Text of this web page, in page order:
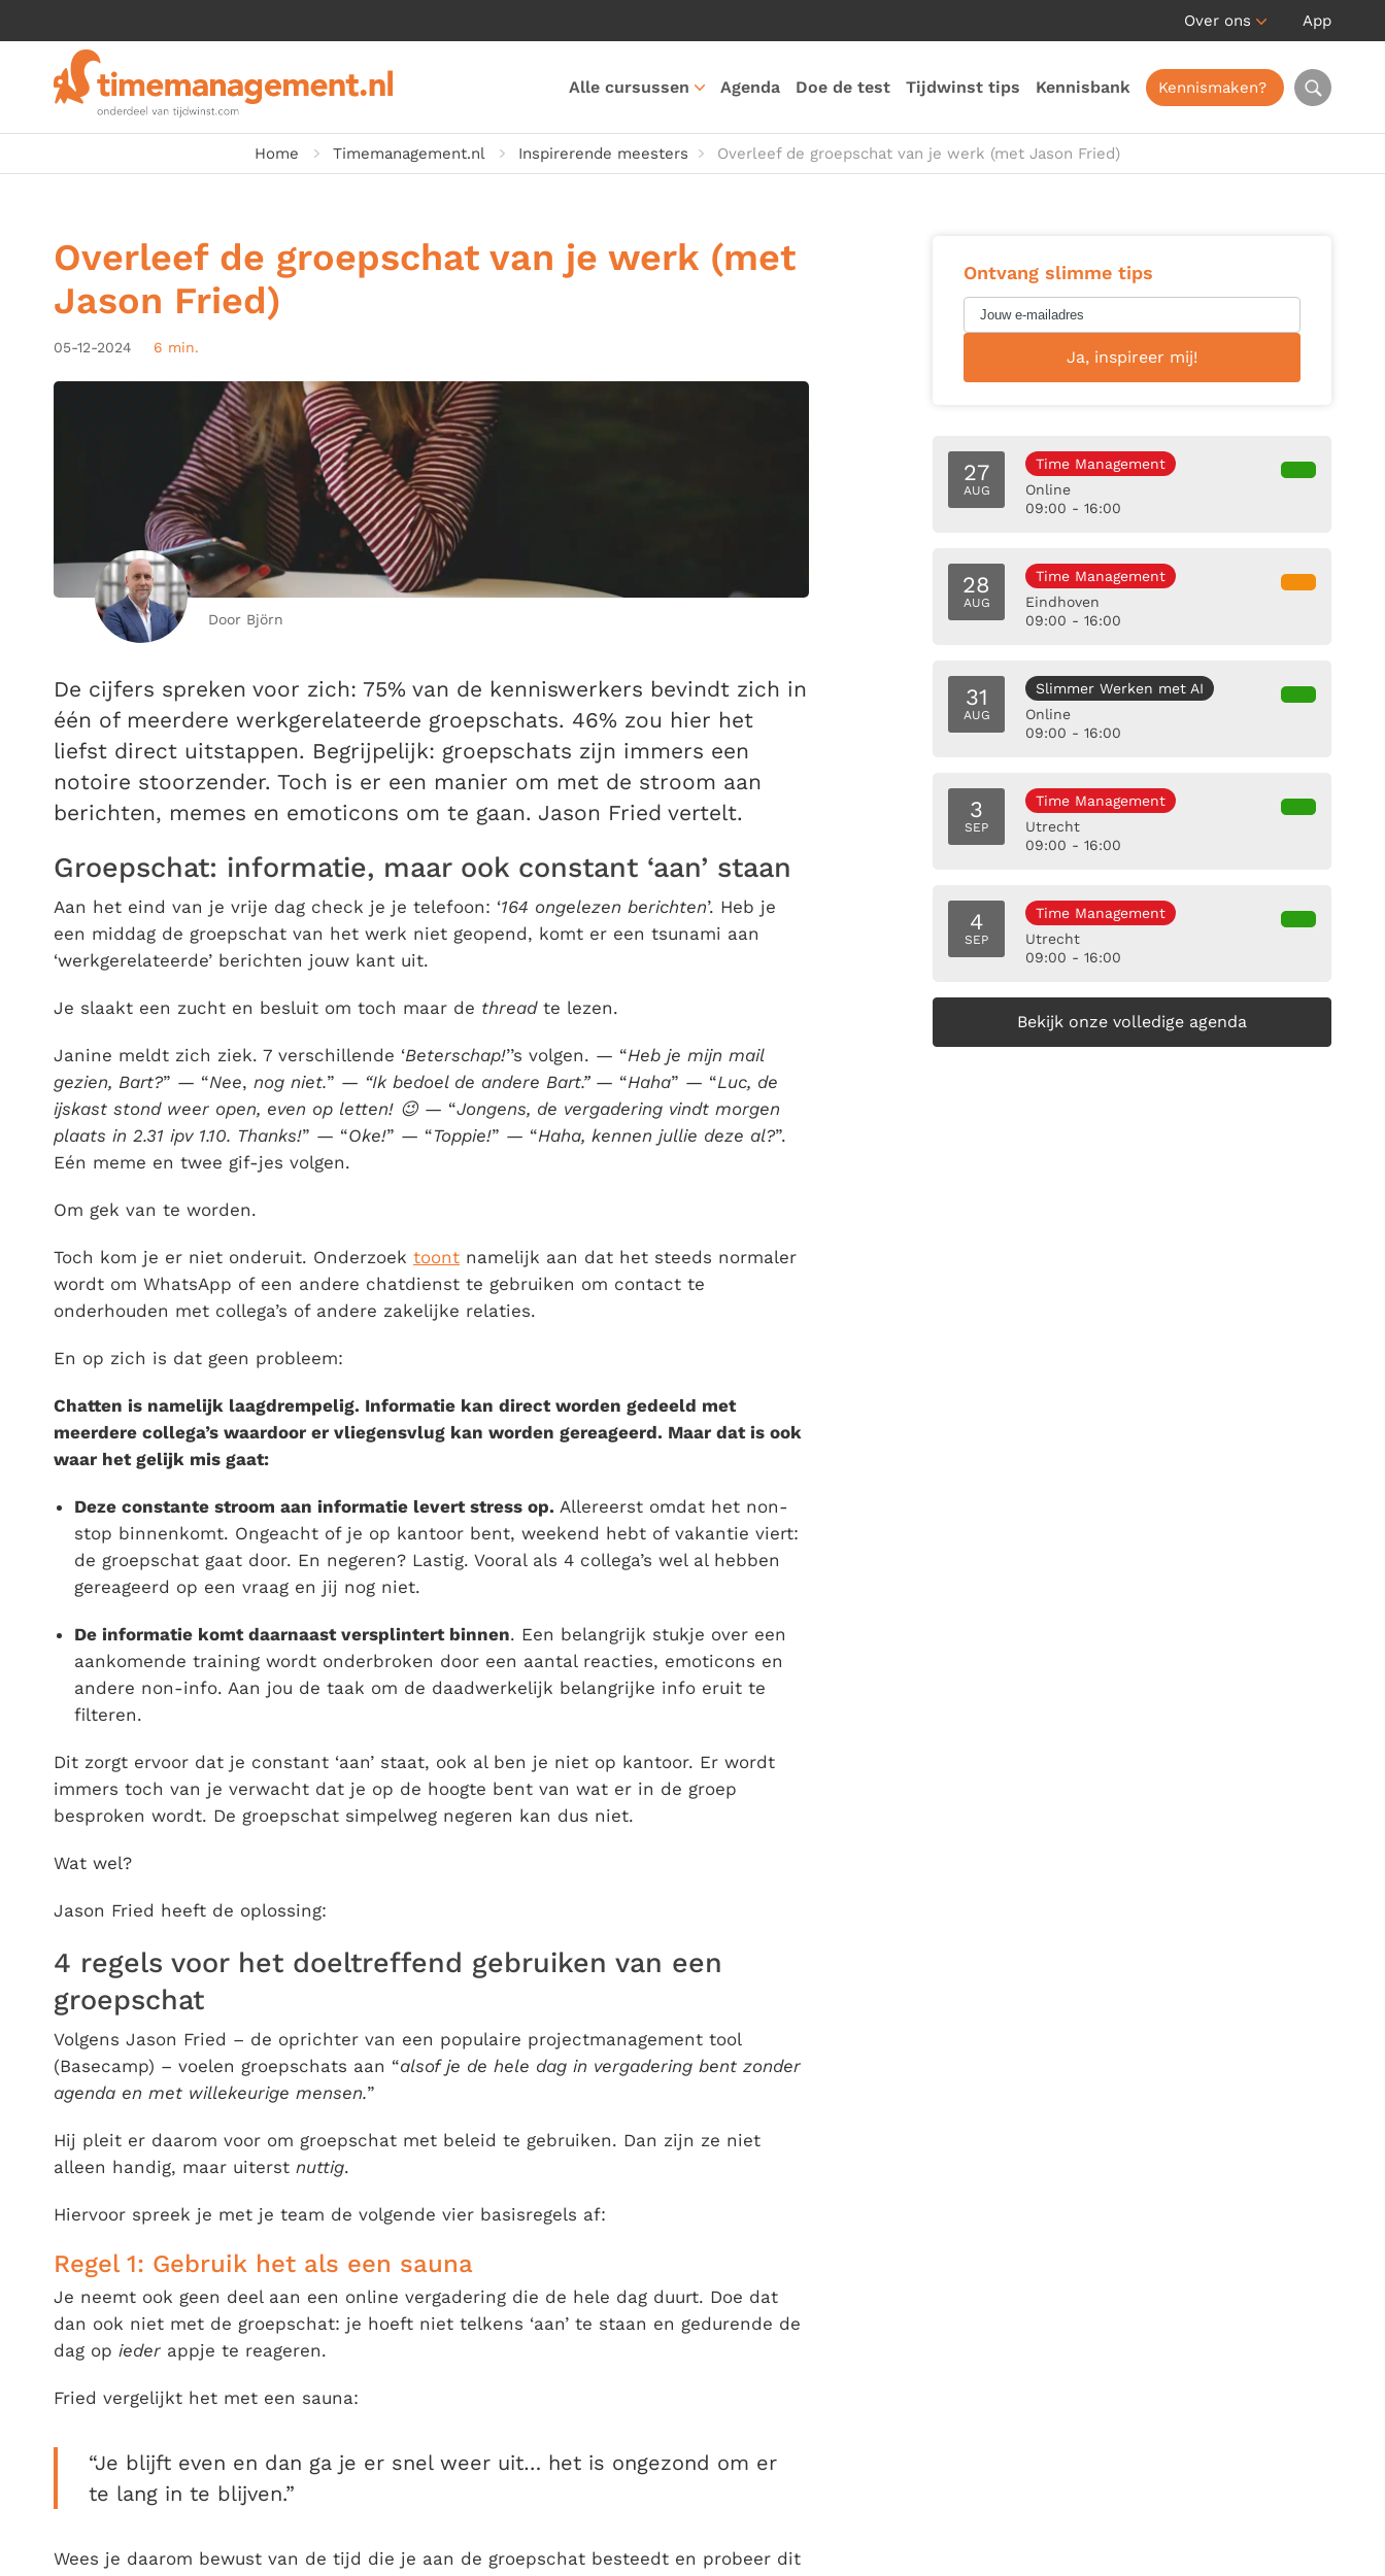
Over ons App
Alle cursussen Agenda Doe de test Tijdwinst tips Kennisbank Kennismaken?
Home Timemanagement.nl Inspirerende meesters Overleef de groepschat van je werk (met Jason Fried)
Overleef de groepschat van je werk (met
Jason Fried)
05-12-2024 6 min.
Door Björn
De cijfers spreken voor zich: 75% van de kenniswerkers bevindt zich in
één of meerdere werkgerelateerde groepschats. 46% zou hier het
liefst direct uitstappen. Begrijpelijk: groepschats zijn immers een
notoire stoorzender. Toch is er een manier om met de stroom aan
berichten, memes en emoticons om te gaan. Jason Fried vertelt.
Groepschat: informatie, maar ook constant ‘aan’ staan
Aan het eind van je vrije dag check je je telefoon: ‘164 ongelezen berichten’. Heb je
een middag de groepschat van het werk niet geopend, komt er een tsunami aan
‘werkgerelateerde’ berichten jouw kant uit.
Je slaakt een zucht en besluit om toch maar de threadte lezen.
Janine meldt zich ziek. 7 verschillende ‘Beterschap!’’s volgen. — “Heb je mijn mail
gezien, Bart?” — “Nee, nog niet.” — “Ik bedoel de andere Bart.”— “Haha” — “Luc, de
ijskast stond weer open, even op letten! 😉 — “Jongens, de vergadering vindt morgen
plaats in 2.31 ipv 1.10. Thanks!” — “Oke!” — “Toppie!” — “Haha, kennen jullie deze al?”.
Eén meme en twee gif-jes volgen.
Om gek van te worden.
Toch kom je er niet onderuit. Onderzoek toont namelijk aan dat het steeds normaler
wordt om WhatsApp of een andere chatdienst te gebruiken om contact te
onderhouden met collega’s of andere zakelijke relaties.
En op zich is dat geen probleem:
Chatten is namelijk laagdrempelig. Informatie kan direct worden gedeeld met
meerdere collega’s waardoor er vliegensvlug kan worden gereageerd. Maar dat is ook
waar het gelijk mis gaat:
Deze constante stroom aan informatie levert stress op. Allereerst omdat het non-
stop binnenkomt. Ongeacht of je op kantoor bent, weekend hebt of vakantie viert:
de groepschat gaat door. En negeren? Lastig. Vooral als 4 collega’s wel al hebben
gereageerd op een vraag en jij nog niet.
De informatie komt daarnaast versplintert binnen. Een belangrijk stukje over een
aankomende training wordt onderbroken door een aantal reacties, emoticons en
andere non-info. Aan jou de taak om de daadwerkelijk belangrijke info eruit te
filteren.
Dit zorgt ervoor dat je constant ‘aan’ staat, ook al ben je niet op kantoor. Er wordt
immers toch van je verwacht dat je op de hoogte bent van wat er in de groep
besproken wordt. De groepschat simpelweg negeren kan dus niet.
Wat wel?
Jason Fried heeft de oplossing:
4 regels voor het doeltreffend gebruiken van een
groepschat
Volgens Jason Fried – de oprichter van een populaire projectmanagement tool
(Basecamp) – voelen groepschats aan “alsof je de hele dag in vergadering bent zonder
agenda en met willekeurige mensen.”
Hij pleit er daarom voor om groepschat met beleid te gebruiken. Dan zijn ze niet
alleen handig, maar uiterst nuttig.
Hiervoor spreek je met je team de volgende vier basisregels af:
Regel 1: Gebruik het als een sauna
Je neemt ook geen deel aan een online vergadering die de hele dag duurt. Doe dat
dan ook niet met de groepschat: je hoeft niet telkens ‘aan’ te staan en gedurende de
dag op ieder appje te reageren.
Fried vergelijkt het met een sauna:
“Je blijft even en dan ga je er snel weer uit… het is ongezond om er
te lang in te blijven.”
Wees je daarom bewust van de tijd die je aan de groepschat besteedt en probeer dit
Ontvang slimme tips
27
AUG
Time Management
Online
09:00 - 16:00
28
AUG
Time Management
Eindhoven
09:00 - 16:00
31
AUG
Slimmer Werken met AI
Online
09:00 - 16:00
3
SEP
Time Management
Utrecht
09:00 - 16:00
4
SEP
Time Management
Utrecht
09:00 - 16:00
Bekijk onze volledige agenda